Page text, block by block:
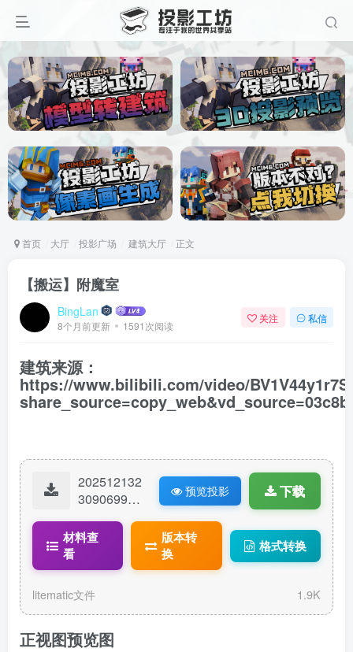
首页 大厅 投影广场 建筑大厅 正文
【搬运】附魔室
BingLan
8个月前更新 1591次阅读
关注 私信
建筑来源：
https://www.bilibili.com/video/
202512132
30906998-
matic
预览投影 下载
材料查
看
版本转
换
格式转换
litematic文件 1.9K
正视图预览图